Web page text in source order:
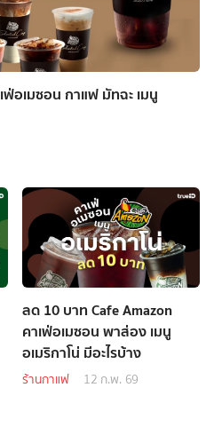
อเมซอน กาแฟ มัทฉะ เมนู
ลด 10 บาท Cafe Amazon
คาเฟ่อเมซอน พาส่อง เมนู
อเมริกาโน่ มีอะไรบ้าง
ร้านกาแฟ 12 ก.พ. 69